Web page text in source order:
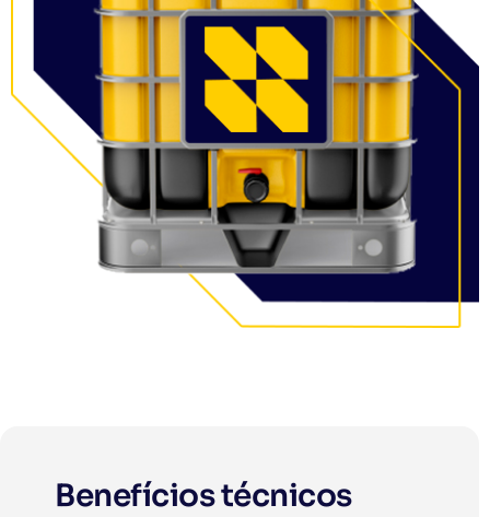
Benefícios técnicos